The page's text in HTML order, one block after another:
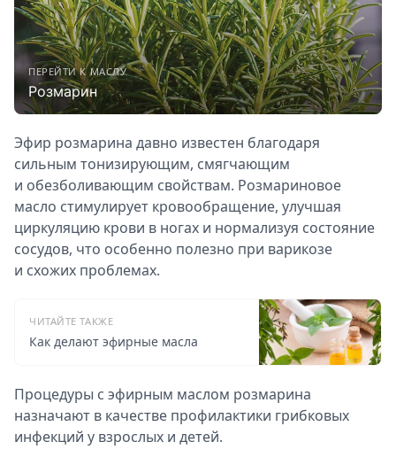
ПЕРЕЙТИ К МАСЛУ
Розмарин
Эфир розмарина давно известен благодаря
сильным тонизирующим, смягчающим
и обезболивающим свойствам. Розмариновое
масло стимулирует кровообращение, улучшая
циркуляцию крови в ногах и нормализуя состояние
сосудов, что особенно полезно при варикозе
и схожих проблемах.
ЧИТАЙТЕ ТАКЖЕ
Как делают эфирные масла
Процедуры с эфирным маслом розмарина
назначают в качестве профилактики грибковых
инфекций у взрослых и детей.